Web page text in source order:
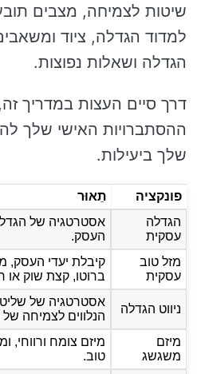
שיטות לצמיחה, מצבים
למדוד הגדלה, ציוד
הגדלה ושאלות נפוצות.
דרך סיים העצות במדריך
ההסתברויות האישי שלך
שלך ביעילות.
פונקציה
תֵאוּר
הגדלה
עסקית
אסטרטגיה של
העסק.
מזל טוב
עסקית
קיבלת יעדי העסק,
ברוטו, קצת שוק או
ניווט הגדלה
אסטרטגיה של
הנלווים לצמיחה של
מיזם
משגשג
מיזם צומח ורווחי,
טוב.